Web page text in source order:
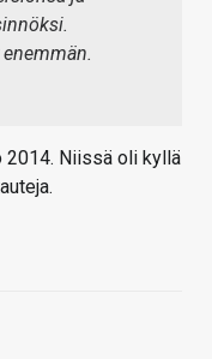
2014. Niissä oli kyllä